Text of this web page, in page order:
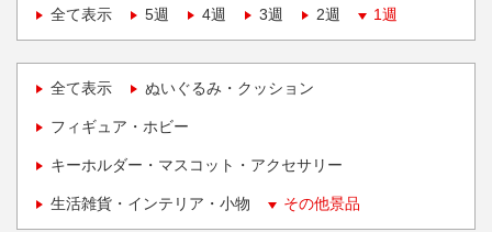
全て表示
5週 4週 3週 2週 1週
全て表示 ぬいぐるみ・クッション
フィギュア・ホビー
キーホルダー・マスコット・アクセサリー
生活雑貨・インテリア・小物 その他景品